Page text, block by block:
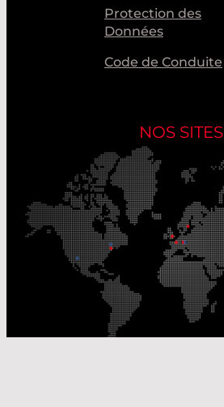
Protection des
Données
Code de Conduite
NOS SITES